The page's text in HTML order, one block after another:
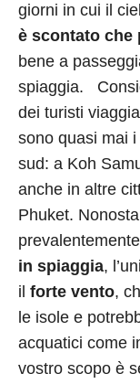
giorni in cui il
è scontato che
bene a
spiaggia.
dei turisti viaggia
sono quasi mai
sud: a Koh
anche in altre
Phuket.
in spiaggia,
il forte vento,
le isole e
acquatici come
vostro scopo è